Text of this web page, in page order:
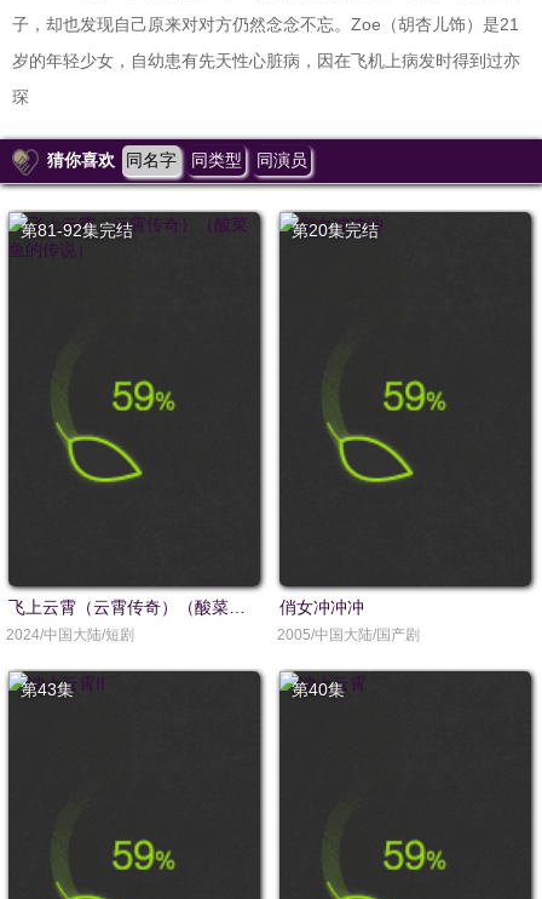
子，却也发现自己原来对对方仍然念念不忘。Zoe（胡杏儿饰）是21
岁的年轻少女，自幼患有先天性心脏病，因在飞机上病发时得到过亦
琛
猜你喜欢 同名字 同类型 同演员
第81-92集完结
飞上云霄（云霄传奇）（酸菜鱼的传说）
2024/中国大陆/短剧
第20集完结
俏女冲冲冲
2005/中国大陆/国产剧
第43集 第40集